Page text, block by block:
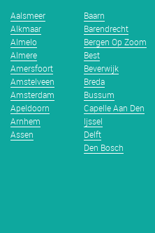
Aalsmeer
Alkmaar
Almelo
Almere
Amersfoort
Amstelveen
Amsterdam
Apeldoorn
Arnhem
Assen
Baarn
Barendrecht
Bergen Op Zoom
Best
Beverwijk
Breda
Bussum
Capelle Aan Den
Ijssel
Delft
Den Bosch